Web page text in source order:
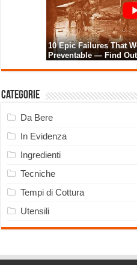
Categorie
Da Bere
In Evidenza
Ingredienti
Tecniche
Tempi di Cottura
Utensili